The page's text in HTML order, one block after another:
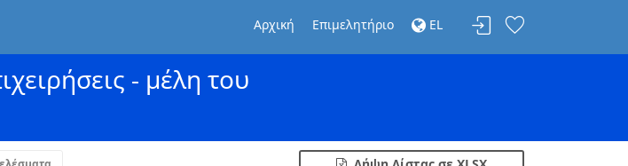
Αρχική Επιμελητήριο EL
- μέλη του